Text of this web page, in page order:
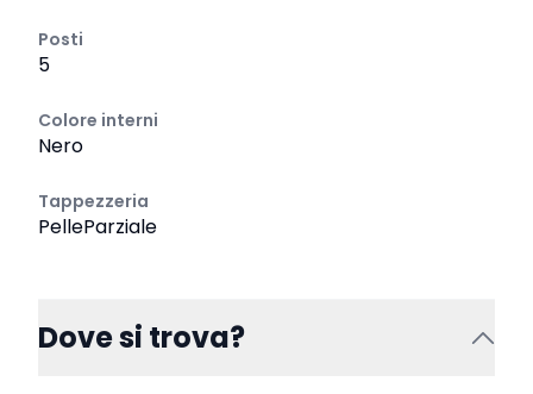
Posti
5
Colore interni
Nero
Tappezzeria
PelleParziale
Dove si trova?